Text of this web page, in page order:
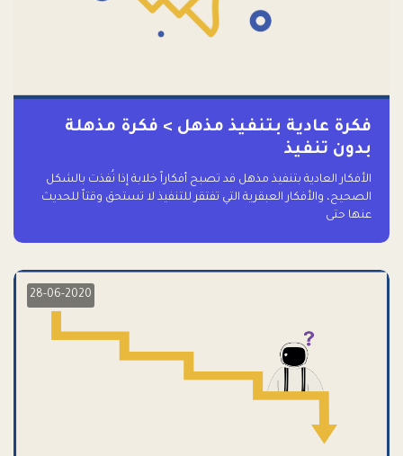
فكرة عادية بتنفيذ مذهل > فكرة مذهلة
بدون تنفيذ
الأفكار العادية بتنفيذ مذهل قد تصبح أفكاراً خلابة إذا نُفذت بالشكل
الصحيح، والأفكار العبقرية التي تفتقر للتنفيذ لا تستحق وقتاً للحديث
عنها حتى
28-06-2020